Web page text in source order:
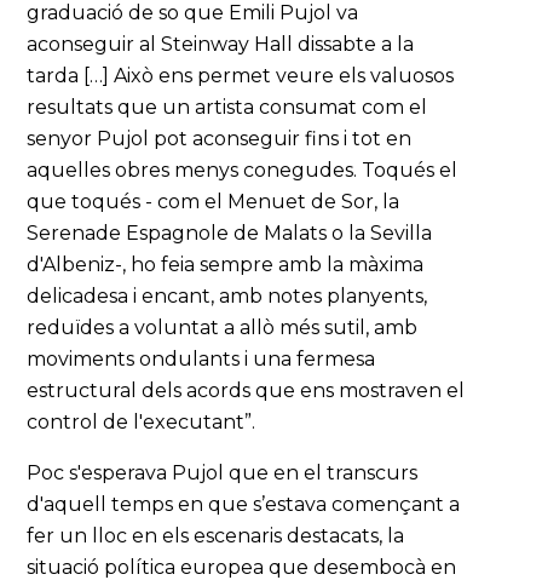
graduació de so que Emili Pujol va
aconseguir al Steinway Hall dissabte a la
tarda […] Això ens permet veure els valuosos
resultats que un artista consumat com el
senyor Pujol pot aconseguir fins i tot en
aquelles obres menys conegudes. Toqués el
que toqués - com el Menuet de Sor, la
Serenade Espagnole de Malats o la Sevilla
d'Albeniz-, ho feia sempre amb la màxima
delicadesa i encant, amb notes planyents,
reduïdes a voluntat a allò més sutil, amb
moviments ondulants i una fermesa
estructural dels acords que ens mostraven el
control de l'executant”.
Poc s'esperava Pujol que en el transcurs
d'aquell temps en que s’estava començant a
fer un lloc en els escenaris destacats, la
situació política europea que desembocà en